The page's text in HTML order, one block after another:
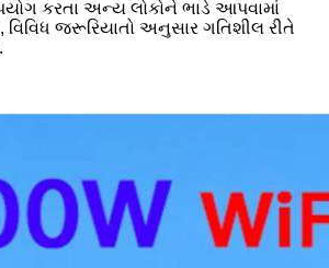
કરતા અન્ય લોકોને ભાડે આપવામાં
જરૂરિયાતો અનુસાર ગતિશીલ રીતે